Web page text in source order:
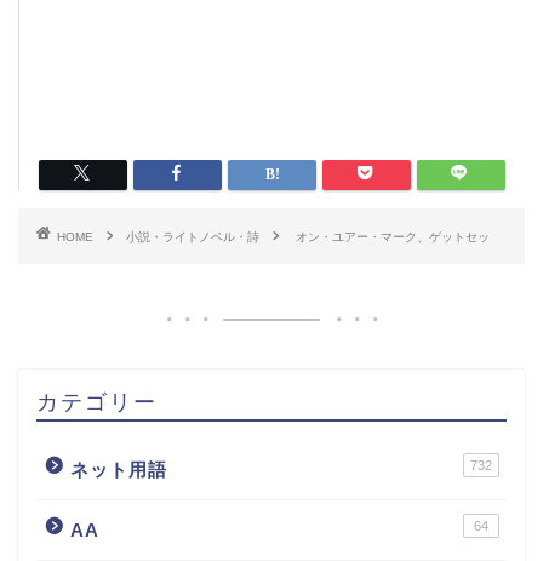
HOME 小説・ライトノベル・詩 オン・ユアー・マーク、ゲットセッ
カテゴリー
ネット用語 732
AA 64